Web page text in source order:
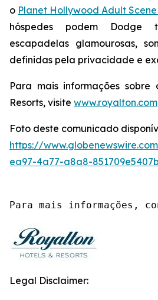
o Planet Hollywood Adult
hóspedes podem Dodge
escapadelas glamourosas,
definidas pela privacidade e
Para mais informações
Resorts, visite www.royalton.com
Foto deste comunicado
https://
ea97-4a77-a8a8-851709e5407b
Para mais informações,
Legal Disclaimer: